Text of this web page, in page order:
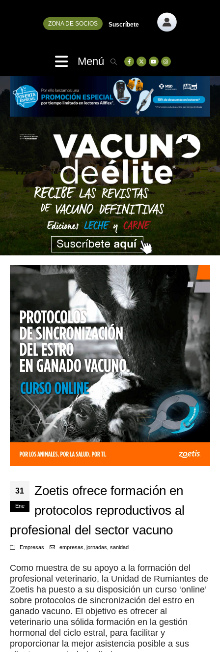
ZONA DE SOCIOS Suscríbete
Menú
31
Ene
Zoetis ofrece formación en
protocolos reproductivos al
profesional del sector vacuno
Empresas empresas jornadas sanidad
Como muestra de su apoyo a la formación del
profesional veterinario, la Unidad de Rumiantes de
Zoetis ha puesto a su disposición un curso ‘online’
sobre protocolos de sincronización del estro en
ganado vacuno. El objetivo es ofrecer al
veterinario una sólida formación en la gestión
hormonal del ciclo estral, para facilitar y
proporcionar la mejor asistencia posible a sus